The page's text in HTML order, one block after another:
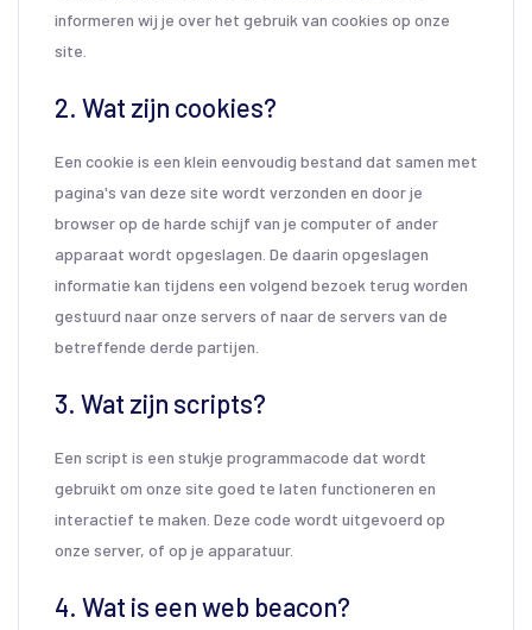
informeren wij je over het gebruik van cookies op onze
site.
2. Wat zijn cookies?
Een cookie is een klein eenvoudig bestand dat samen met
pagina's van deze site wordt verzonden en door je
browser op de harde schijf van je computer of ander
apparaat wordt opgeslagen. De daarin opgeslagen
informatie kan tijdens een volgend bezoek terug worden
gestuurd naar onze servers of naar de servers van de
betreffende derde partijen.
3. Wat zijn scripts?
Een script is een stukje programmacode dat wordt
gebruikt om onze site goed te laten functioneren en
interactief te maken. Deze code wordt uitgevoerd op
onze server, of op je apparatuur.
4. Wat is een web beacon?